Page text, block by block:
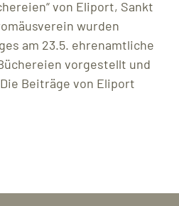
von Eliport, Sankt
wurden
am 23.5. ehrenamtliche
vorgestellt und
Beiträge von Eliport